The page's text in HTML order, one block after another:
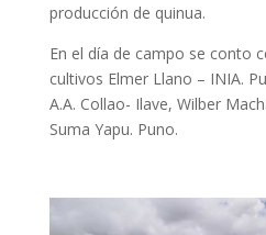
producción de quinua.
En el día de campo se conto
cultivos Elmer Llano – INIA.
A.A. Collao- Ilave, Wilber
Suma Yapu. Puno.